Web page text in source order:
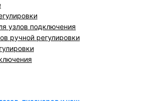
узлов подключения
ручной регулировки